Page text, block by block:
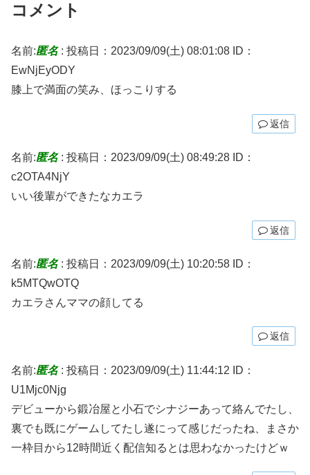
コメント
名前:匿名: 投稿日：2023/09/09(土) 08:01:08 ID：
EwNjEyODY
膝上で満面の笑み、ほっこりする
返信
名前:匿名: 投稿日：2023/09/09(土) 08:49:28 ID：
c2OTA4NjY
いい後輩ができたなカエラ
返信
名前:匿名: 投稿日：2023/09/09(土) 10:20:58 ID：
k5MTQwOTQ
カエラさんママの顔してる
返信
名前:匿名: 投稿日：2023/09/09(土) 11:44:12
ID：
U1Mjc0Njg
デビューから鍛冶屋と小石でシナジーあって絡んでたし、
裏でも既にゲームしてたし遂にって感じだったね、まさか
一枠目から12時間近く配信知るとは思わなかったけどｗ